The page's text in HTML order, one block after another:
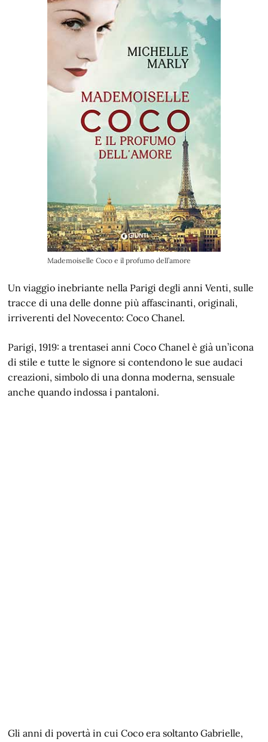
Mademoiselle Coco e il profumo dell’amore
Un viaggio inebriante nella Parigi degli anni Venti, sulle
tracce di una delle donne più affascinanti, originali,
irriverenti del Novecento: Coco Chanel.
Parigi, 1919: a trentasei anni Coco Chanel è già un’icona
di stile e tutte le signore si contendono le sue audaci
creazioni, simbolo di una donna moderna, sensuale
anche quando indossa i pantaloni.
Gli anni di povertà in cui Coco era soltanto Gabrielle,